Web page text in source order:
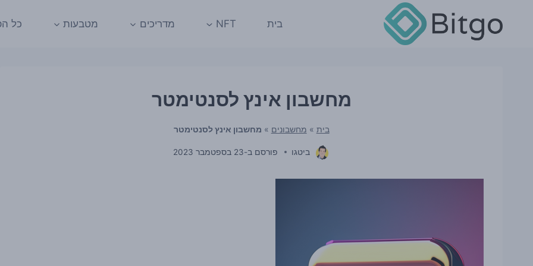
בית NFT מדריכים מטבעות כל
מחשבון אינץ לסנטימטר
בית » מחשבונים » מחשבון אינץ לסנטימטר
ביטגו פורסם ב-23 בספטמבר 2023